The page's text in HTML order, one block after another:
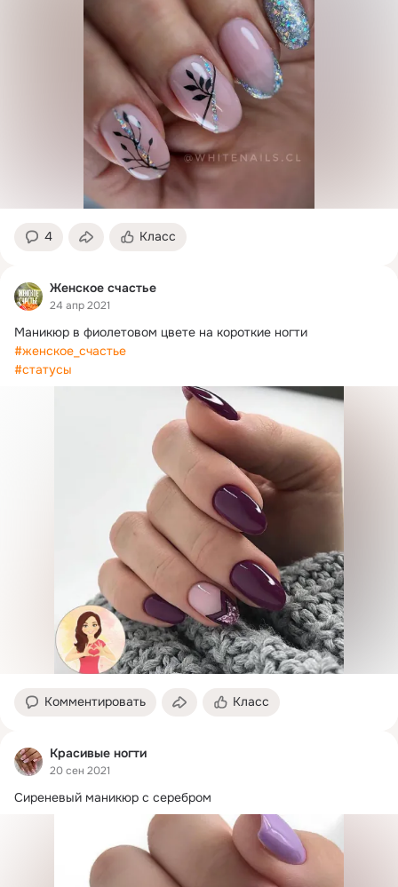
4 Класс
Женское счастье
24 апр 2021
#женское_счастье
#статусы
Комментировать Класс
Красивые ногти
20 сен 2021
Сиреневый маникюр с серебром